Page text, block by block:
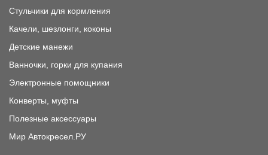
Стульчики для кормления
Качели, шезлонги, коконы
Детские манежи
Ванночки, горки для купания
Электронные помощники
Конверты, муфты
Полезные аксессуары
Мир Автокресел.РУ